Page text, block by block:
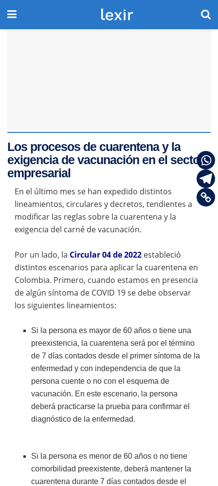
Los procesos de cuarentena y la
exigencia de vacunación en el sector
empresarial
En el último mes se han expedido distintos
lineamientos, circulares y decretos, tendientes a
modificar las reglas sobre la cuarentena y la
exigencia del carné de vacunación.
Por un lado, la Circular 04 de 2022 estableció
distintos escenarios para aplicar la cuarentena en
Colombia. Primero, cuando estamos en presencia
de algún síntoma de COVID 19 se debe observar
los siguientes lineamientos:
Si la persona es mayor de 60 años o tiene una
preexistencia, la cuarentena será por el término
de 7 días contados desde el primer síntoma de la
enfermedad y con independencia de que la
persona cuente o no con el esquema de
vacunación. En este escenario, la persona
deberá practicarse la prueba para confirmar el
diagnóstico de la enfermedad.
Si la persona es menor de 60 años o no tiene
comorbilidad preexistente, deberá mantener la
cuarentena durante 7 días contados desde el